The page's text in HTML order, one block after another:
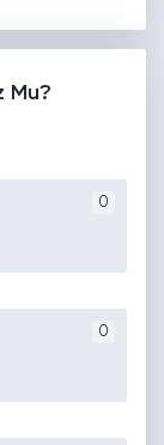
Mu?
0
0